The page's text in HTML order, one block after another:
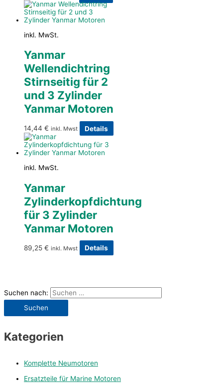
Suchen nach:
Kategorien
Komplette Neumotoren
Ersatzteile für Marine Motoren
inkl. MwSt.
Yanmar
Wellendichtring
Stirnseitig für 2
und 3 Zylinder
Yanmar Motoren
14,44 € inkl. Mwst Details
inkl. MwSt.
Yanmar
Zylinderkopfdichtung
für 3 Zylinder
Yanmar Motoren
89,25 € inkl. Mwst Details